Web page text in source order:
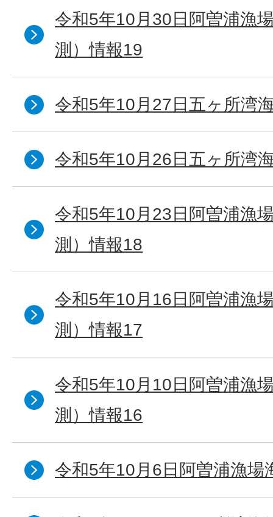
令和5年10月30日阿曽浦漁
測）情報19
令和5年10月27日五ヶ所湾
令和5年10月26日五ヶ所湾
令和5年10月23日阿曽浦漁
測）情報18
令和5年10月16日阿曽浦漁
測）情報17
令和5年10月10日阿曽浦漁
測）情報16
令和5年10月6日阿曽浦漁場